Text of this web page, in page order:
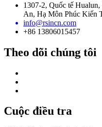
1307-2, Quốc tế
An, Hạ Môn Phúc Kiến
info@rsincn.com
+86 13806015457
Theo dõi chúng tôi
Cuộc điều tra